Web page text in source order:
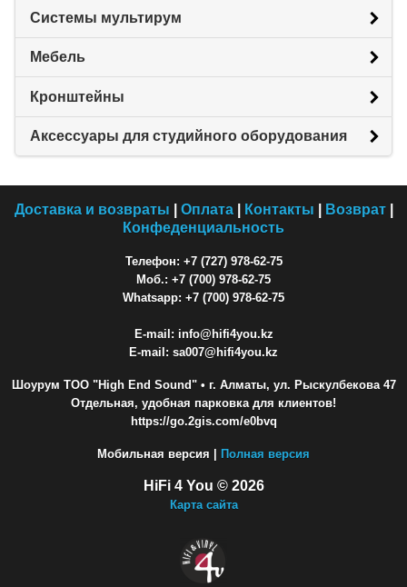
Системы мультирум
Мебель
Кронштейны
Аксессуары для студийного оборудования
Доставка и возвраты Оплата| Контакты Возврат|
Конфеденциальность
Телефон: +7 (727) 978-62-75
Моб.: +7 (700) 978-62-75
Whatsapp: +7 (700) 978-62-75
E-mail: info@hifi4you.kz
E-mail: sa007@hifi4you.kz
Шоурум ТОО "High End Sound"• г. Алматы, ул. Рыскулбекова 47
Отдельная, удобная парковка для клиентов!
https://go.2gis.com/e0bvq
Мобильная версия | Полная версия
HiFi 4 You © 2026
Карта сайта